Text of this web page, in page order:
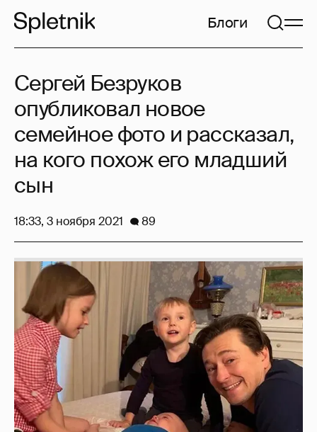
Блоги
Сергей Безруков
опубликовал новое
семейное фото и рассказал,
на кого похож его младший
сын
18:33, 3 ноября 2021 89